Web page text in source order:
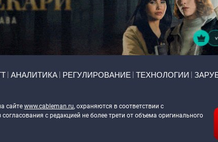
АНАЛИТИКА РЕГУЛИРОВАНИЕ ТЕХНОЛОГИИ
сайте www.cableman.ru, охраняются в соответствии с
с редакцией не более трети от объема оригинального